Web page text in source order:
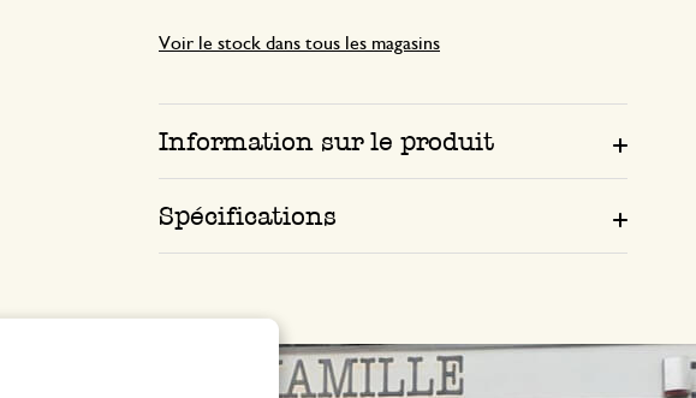
Voir le stock dans tous les magasins
Information sur le produit
Spécifications